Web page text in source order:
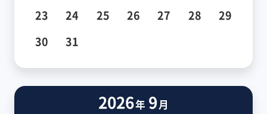
23
24 25 26 27 28
29
30
31
2026年 9月